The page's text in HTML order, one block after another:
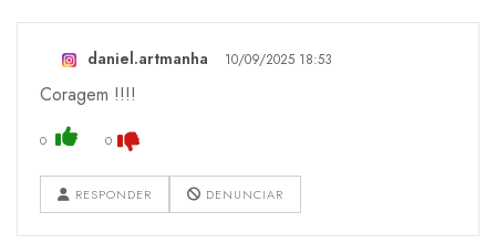
daniel.artmanha 10/09/2025 18:53
Coragem !!!!
0 0
RESPONDER DENUNCIAR